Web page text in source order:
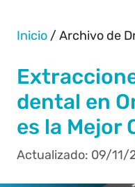
Inicio /Archivo de
dental en
es la Mejor
09/11/